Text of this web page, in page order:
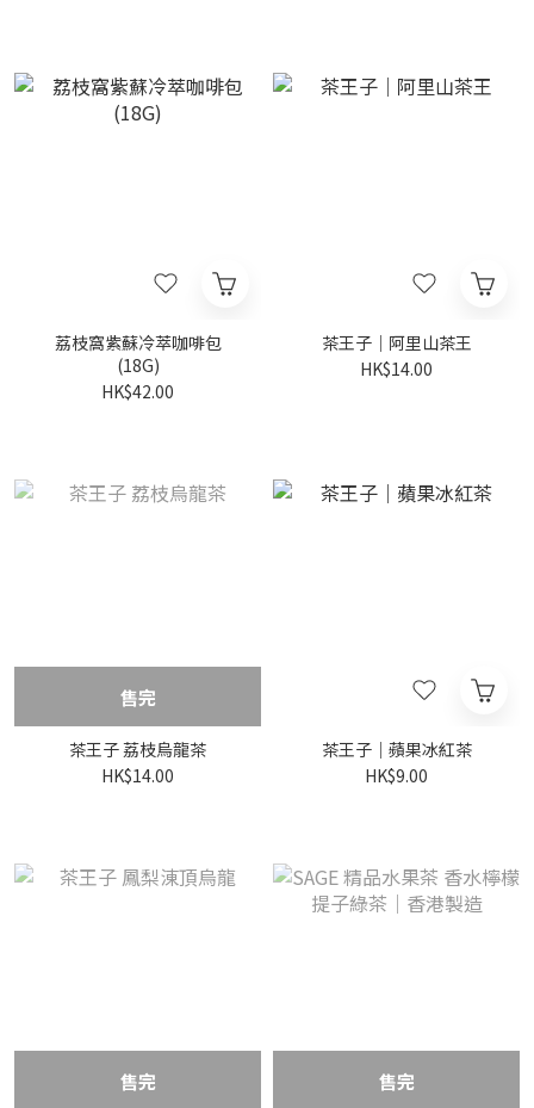
荔枝窩紫蘇冷萃咖啡包
(18G)
HK$42.00
茶王子｜阿里山茶王
HK$14.00
售完
茶王子 荔枝烏龍茶
HK$14.00
茶王子｜蘋果冰紅茶
HK$9.00
售完 售完